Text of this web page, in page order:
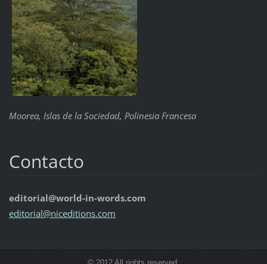
Moorea, Islas de la Sociedad, Polinesia Francesa
Contacto
editorial@world-in-words.com
editorial@niceditions.com